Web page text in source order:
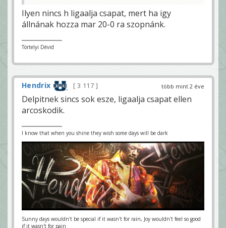
Ilyen nincs h ligaalja csapat, mert ha igy
állnának hozza mar 20-0 ra szopnánk.
Törtelyi Dévid
több mint 2 éve
Hendrix 3 117
Delpitnek sincs sok esze, ligaalja csapat ellen
arcoskodik.
I know that when you shine they wish some days will be dark
Sunny days wouldn't be special if it wasn't for rain, Joy wouldn't feel so good
if it wasn't for pain